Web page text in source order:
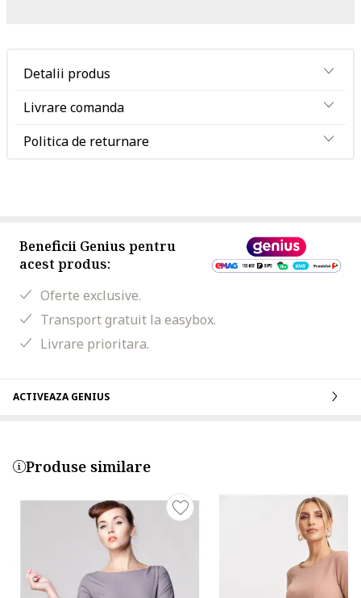
Detalii produs
Livrare comanda
Politica de returnare
Beneficii Genius pentru
acest produs:
Oferte exclusive.
Transport gratuit la easybox.
Livrare prioritara.
ACTIVEAZA GENIUS
Produse similare